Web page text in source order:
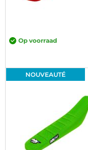
Op voorraad
NOUVEAUTÉ